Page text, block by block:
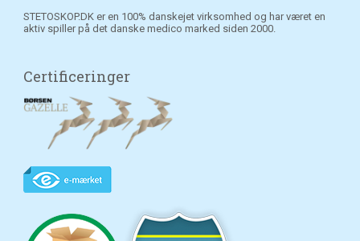
STETOSKOP.DK er en 100% danskejet virksomhed og har været en
aktiv spiller på det danske medico marked siden 2000.
Certificeringer